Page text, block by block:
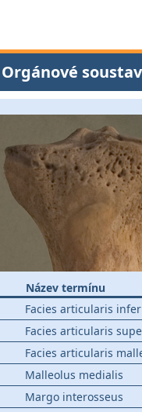
Orgánové
Název termínu
Facies articularis
Facies articularis
Facies articularis
Malleolus medialis
Margo interosseus